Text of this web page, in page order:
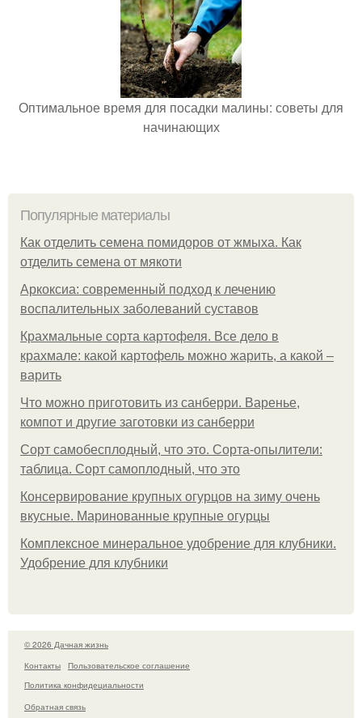
Оптимальное время для посадки малины: советы для
начинающих
Популярные материалы
Как отделить семена помидоров от жмыха. Как
отделить семена от мякоти
Аркоксиа: современный подход к лечению
воспалительных заболеваний суставов
Крахмальные сорта картофеля. Все дело в
крахмале: какой картофель можно жарить, а какой –
варить
Что можно приготовить из санберри. Варенье,
компот и другие заготовки из санберри
Сорт самобесплодный, что это. Сорта-опылители:
таблица. Сорт самоплодный, что это
Консервирование крупных огурцов на зиму очень
вкусные. Маринованные крупные огурцы
Комплексное минеральное удобрение для клубники.
Удобрение для клубники
© 2026 Дачная жизнь
Контакты
Пользовательское соглашение
Политика конфидециальности
Обратная связь